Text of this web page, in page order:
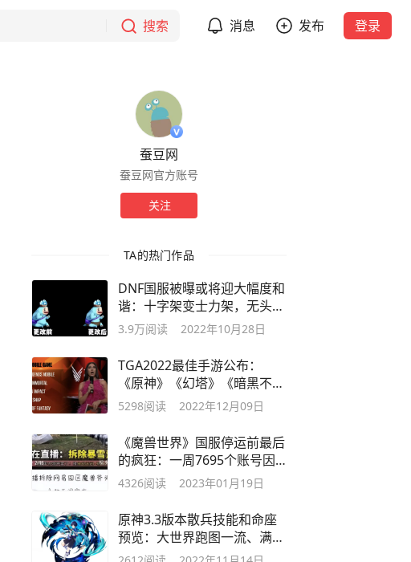
搜索 消息 发布 登录
蚕豆网
蚕豆网官方账号
关注
TA的热门作品
DNF国服被曝或将迎大幅度和
谐：十字架变士力架，无头骑
士有头了？
3.9万阅读 2022年10月28日
TGA2022最佳手游公布：
《原神》《幻塔》《暗黑不
朽》竟都落选了
5298阅读 2022年12月09日
《魔兽世界》国服停运前最后
的疯狂：一周7695个账号因
开挂被封！
4326阅读 2023年01月19日
原神3.3版本散兵技能和命座
预览：大世界跑图一流、满命
站场大C？